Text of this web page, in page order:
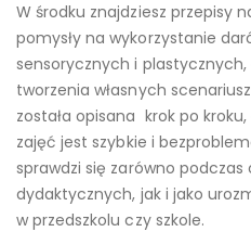
W środku znajdziesz przepisy
pomysły na wykorzystanie
sensorycznych i
tworzenia własnych
została opisana krok po
zajęć jest szybkie i
sprawdzi się zarówno
dydaktycznych, jak i jako
w przedszkolu czy szkole.